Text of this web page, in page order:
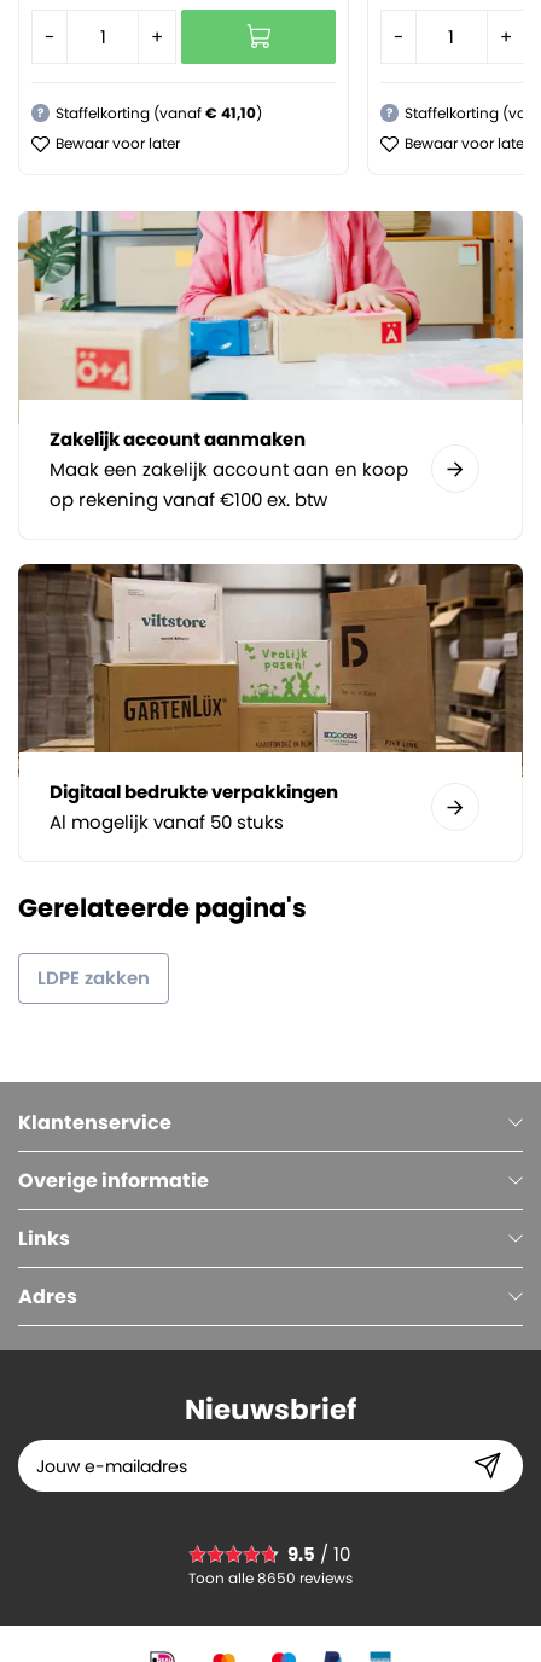
- +
? Staffelkorting (vanaf€ 41,10)
Bewaar voor later
- +
?
Staffelkorting
Bewaar voor later
Zakelijk account aanmaken
Maak een zakelijk account aan en koop
op rekening vanaf €100 ex. btw
Digitaal bedrukte verpakkingen
Al mogelijk vanaf 50 stuks
Gerelateerde pagina's
LDPE zakken
Klantenservice
Overige informatie
Links
Adres
Nieuwsbrief
9.5 / 10
Toon alle 8650 reviews